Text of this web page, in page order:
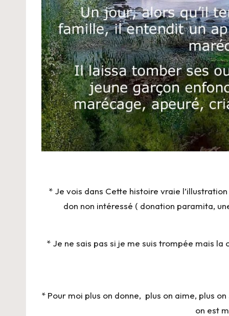
* Je vois dans Cette histoire vraie
don non intéressé ( donation paramita,
* Je ne sais pas si je me suis trompée mais la
* Pour moi plus on donne, plus on aime, plus
on est